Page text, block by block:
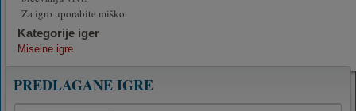
Za igro uporabite miško.
Kategorije iger
Miselne igre
PREDLAGANE IGRE